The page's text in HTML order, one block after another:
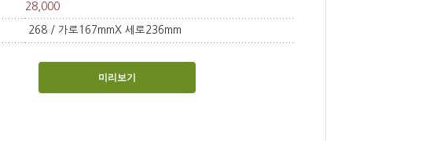
28,000
268 / 가로167mmX 세로236mm